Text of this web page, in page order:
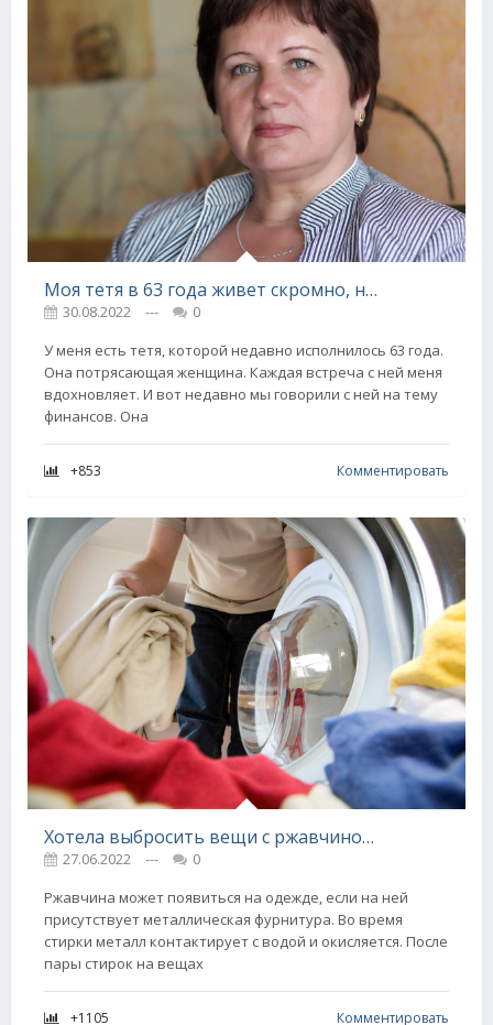
Моя тетя в 63 года живет скромно, но никогда не экономит на этих 5 вещах, и тебе не советует
30.08.2022 ---
0
У меня есть тетя, которой недавно исполнилось 63 года.
Она потрясающая женщина. Каждая встреча с ней меня
вдохновляет. И вот недавно мы говорили с ней на тему
финансов. Она
+853 Комментировать
Хотела выбросить вещи с ржавчиной, но мудрая мама спасла одежду
27.06.2022 ---
0
Ржавчина может появиться на одежде, если на ней
присутствует металлическая фурнитура. Во время
стирки металл контактирует с водой и окисляется. После
пары стирок на вещах
+1105 Комментировать